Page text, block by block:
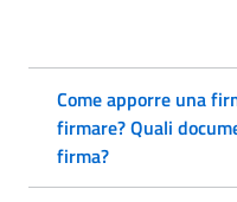
Come apporre una
firmare? Quali
firma?